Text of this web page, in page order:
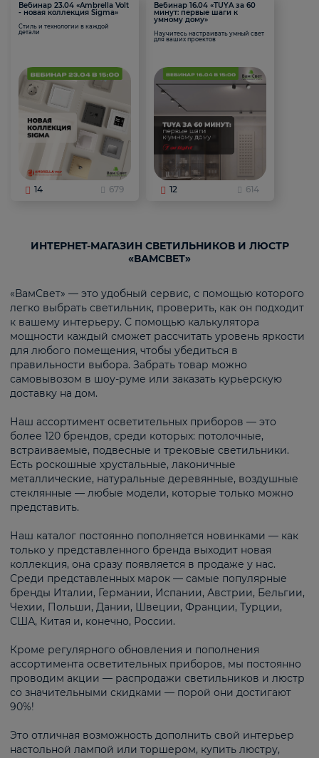
Вебинар 23.04 «Ambrella Volt
- новая коллекция Sigma»
Стиль и технологии в каждой
детали
14 679
Вебинар 16.04 «TUYA за 60
минут: первые шаги к
умному дому»
Научитесь настраивать умный свет
для ваших проектов
12 614
ИНТЕРНЕТ-МАГАЗИН СВЕТИЛЬНИКОВ И ЛЮСТР
«ВАМСВЕТ»
«ВамСвет» — это удобный сервис, с помощью которого
легко выбрать светильник, проверить, как он подходит
к вашему интерьеру. С помощью калькулятора
мощности каждый сможет рассчитать уровень яркости
для любого помещения, чтобы убедиться в
правильности выбора. Забрать товар можно
самовывозом в шоу-руме или заказать курьерскую
доставку на дом.
Наш ассортимент осветительных приборов — это
более 120 брендов, среди которых: потолочные,
встраиваемые, подвесные и трековые светильники.
Есть роскошные хрустальные, лаконичные
металлические, натуральные деревянные, воздушные
стеклянные — любые модели, которые только можно
представить.
Наш каталог постоянно пополняется новинками — как
только у представленного бренда выходит новая
коллекция, она сразу появляется в продаже у нас.
Среди представленных марок — самые популярные
бренды Италии, Германии, Испании, Австрии, Бельгии,
Чехии, Польши, Дании, Швеции, Франции, Турции,
США, Китая и, конечно, России.
Кроме регулярного обновления и пополнения
ассортимента осветительных приборов, мы постоянно
проводим акции — распродажи светильников и люстр
со значительными скидками — порой они достигают
90%!
Это отличная возможность дополнить свой интерьер
настольной лампой или торшером, купить люстру,